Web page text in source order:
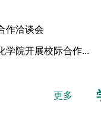
作洽谈会
学院开展校际合作...
更多